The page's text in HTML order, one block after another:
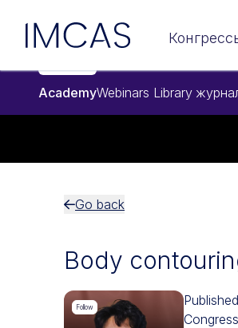
IMCAS
AcademyWebinars Library
Go back
Body
Follow